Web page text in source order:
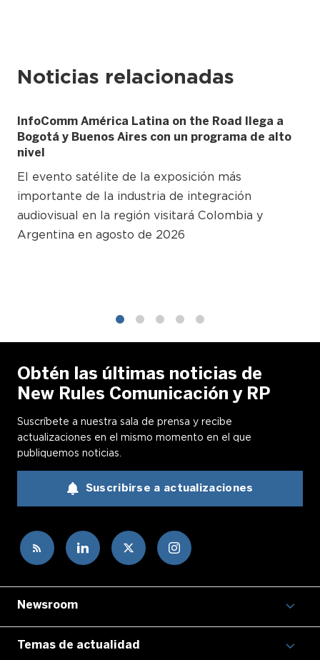
Noticias relacionadas
InfoComm América Latina on the Road llega a
Bogotá y Buenos Aires con un programa de alto
nivel
El evento satélite de la exposición más
importante de la industria de integración
audiovisual en la región visitará Colombia y
Argentina en agosto de 2026
Obtén las últimas noticias de
New Rules Comunicación y RP
Suscríbete a nuestra sala de prensa y recibe
actualizaciones en el mismo momento en el que
publiquemos noticias.
Suscribirse a actualizaciones
Newsroom
Temas de actualidad